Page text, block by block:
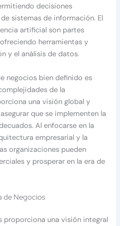
decisiones
sistemas de información. El
artificial son partes
herramientas y
y el análisis de datos.
negocios bien definido es
de la
una visión global y
que se implementen la
Al enfocarse en la
empresarial y la
organizaciones pueden
y prosperar en la era de
de Negocios
proporciona una visión integral